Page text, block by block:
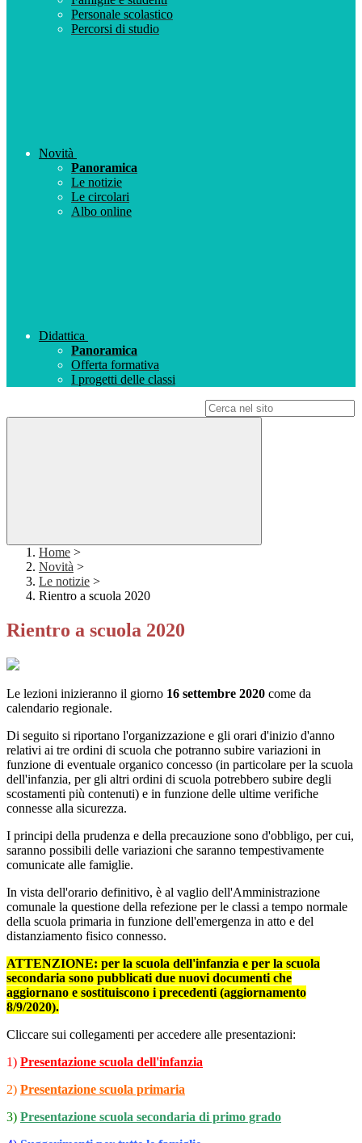
Personale scolastico
Percorsi di studio
Novità
Panoramica
Le notizie
Le circolari
Albo online
Didattica
Panoramica
Offerta formativa
I progetti delle classi
Home >
Novità >
Le notizie >
Rientro a scuola 2020
Rientro a scuola 2020
Le lezioni inizieranno il giorno 16 settembre 2020 come da
calendario regionale.
Di seguito si riportano l'organizzazione e gli orari d'inizio d'anno
relativi ai tre ordini di scuola che potranno subire variazioni in
funzione di eventuale organico concesso (in particolare per la scuola
dell'infanzia, per gli altri ordini di scuola potrebbero subire degli
scostamenti più contenuti) e in funzione delle ultime verifiche
connesse alla sicurezza.
I principi della prudenza e della precauzione sono d'obbligo, per cui,
saranno possibili delle variazioni che saranno tempestivamente
comunicate alle famiglie.
In vista dell'orario definitivo, è al vaglio dell'Amministrazione
comunale la questione della refezione per le classi a tempo normale
della scuola primaria in funzione dell'emergenza in atto e del
distanziamento fisico connesso.
ATTENZIONE: per la scuola dell'infanzia e per la scuola
secondaria sono pubblicati due nuovi documenti che
aggiornano e sostituiscono i precedenti (aggiornamento
8/9/2020).
Cliccare sui collegamenti per accedere alle presentazioni:
1) Presentazione scuola dell'infanzia
2) Presentazione scuola primaria
3) Presentazione scuola secondaria di primo grado